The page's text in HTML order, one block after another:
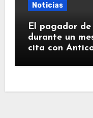
Noticias
El pagador
durante un
cita con